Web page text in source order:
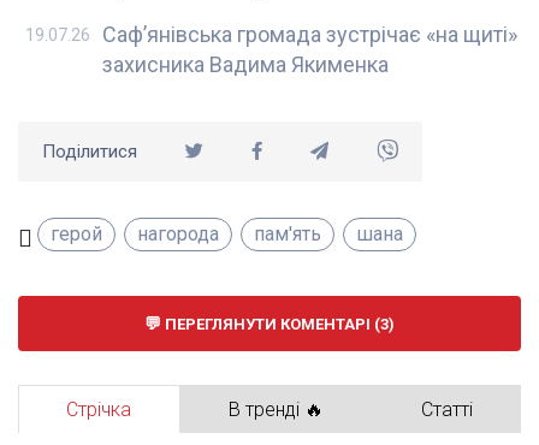
Саф’янівська громада зустрічає «на щиті»
захисника Вадима Якименка
19.07.26
Поділитися
герой нагорода пам'ять шана
ПЕРЕГЛЯНУТИ КОМЕНТАРІ (3)
Стрічка В тренді 🔥 Статті